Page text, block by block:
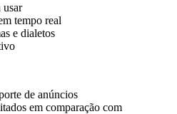
usar
tempo real
e dialetos
de anúncios
em comparação com